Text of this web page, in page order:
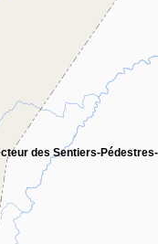
des Sentiers-